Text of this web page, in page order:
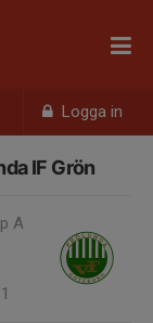
Logga in
IF Grön
A